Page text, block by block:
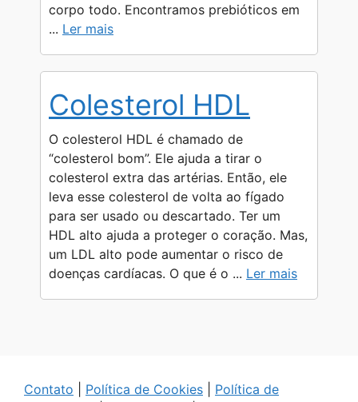
corpo todo. Encontramos prebióticos em
... Ler mais
Colesterol HDL
O colesterol HDL é chamado de
“colesterol bom”. Ele ajuda a tirar o
colesterol extra das artérias. Então, ele
leva esse colesterol de volta ao fígado
para ser usado ou descartado. Ter um
HDL alto ajuda a proteger o coração. Mas,
um LDL alto pode aumentar o risco de
doenças cardíacas. O que é o ... Ler mais
Contato Política de Cookies
Política de